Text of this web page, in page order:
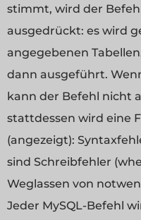
stimmt, wird der
ausgedrückt: es wird
angegebenen
dann ausgeführt.
kann der Befehl nicht
stattdessen wird eine
(angezeigt):
sind Schreibfehler
Weglassen von
Jeder MySQL-Befehl